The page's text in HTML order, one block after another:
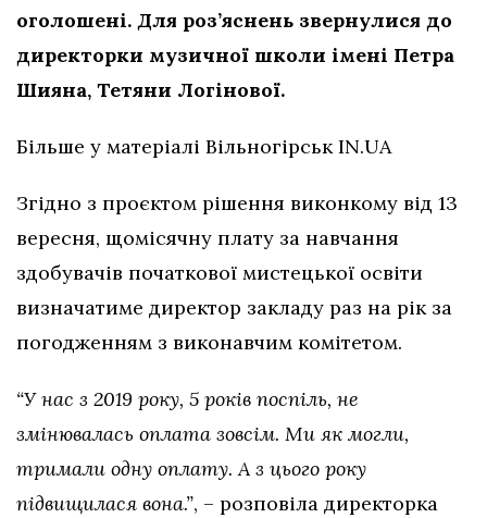
оголошені. Для роз’яснень звернулися до
директорки музичної школи імені Петра
Шияна, Тетяни Логінової.
Більше у матеріалі Вільногірськ IN.UA
Згідно з проєктом рішення виконкому від 13
вересня, щомісячну плату за навчання
здобувачів початкової мистецької освіти
визначатиме директор закладу раз на рік за
погодженням з виконавчим комітетом.
“У нас з 2019 року, 5 років поспіль, не
змінювалась оплата зовсім. Ми як могли,
тримали одну оплату. А з цього року
підвищилася вона.”, – розповіла директорка